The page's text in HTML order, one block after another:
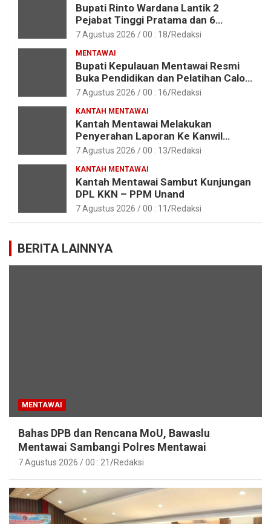
Bupati Rinto Wardana Lantik 2
Pejabat Tinggi Pratama dan 6
Pejabat Fungsional di Lingkungan
7 Agustus 2026 / 00 : 18 Redaksi
MENTAWAI
Bupati Kepulauan Mentawai Resmi
Buka Pendidikan dan Pelatihan Calon
Paskibraka Tahun 2026
7 Agustus 2026 / 00 : 16 Redaksi
KANTAH MENTAWAI
Kantah Mentawai Melakukan
Penyerahan Laporan Ke Kanwil
Kemen ATR/BPN RI Sumbar
7 Agustus 2026 / 00 : 13 Redaksi
KANTAH MENTAWAI
Kantah Mentawai Sambut Kunjungan
DPL KKN – PPM Unand
7 Agustus 2026 / 00 : 11 Redaksi
BERITA LAINNYA
MENTAWAI
Bahas DPB dan Rencana MoU, Bawaslu
Mentawai Sambangi Polres Mentawai
7 Agustus 2026 / 00 : 21 Redaksi